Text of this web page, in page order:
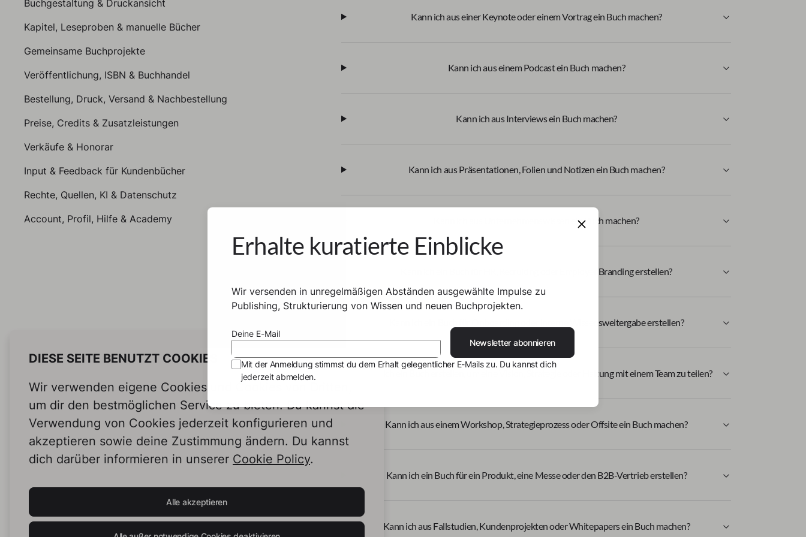
Buchgestaltung & Druckansicht
Kapitel, Leseproben & manuelle Bücher
Gemeinsame Buchprojekte
Veröffentlichung, ISBN & Buchhandel
Bestellung, Druck, Versand & Nachbestellung
Preise, Credits & Zusatzleistungen
Verkäufe & Honorar
Input & Feedback für Kundenbücher
Rechte, Quellen, KI & Datenschutz
Account, Profil, Hilfe & Academy
Kann ich aus einer Keynote oder einem Vortrag ein Buch machen?
Kann ich aus einem Podcast ein Buch machen?
Kann ich aus Interviews ein Buch machen?
Kann ich aus Präsentationen, Folien und Notizen ein Buch machen?
Kann ich aus Unternehmenswissen ein Buch machen?
Kann ich ein Buch für HR, Recruiting oder Employer Branding erstellen?
Kann ich ein Buch für Onboarding oder interne Wissensweitergabe erstellen?
Kann ich ein Buch erstellen, um eine Vision, Strategie oder Haltung mit einem Team zu teilen?
Kann ich aus einem Workshop, Strategieprozess oder Offsite ein Buch machen?
Kann ich ein Buch für ein Produkt, eine Messe oder den B2B-Vertrieb erstellen?
Kann ich aus Fallstudien, Kundenprojekten oder Whitepapers ein Buch machen?
DIESE SEITE BENUTZT COOKIES
Wir verwenden eigene Cookies und Cookies von Dritten,
um dir den bestmöglichen Service zu bieten. Du kannst die
Verwendung von Cookies jederzeit konfigurieren und
akzeptieren sowie deine Zustimmung ändern. Du kannst
dich darüber informieren in unserer Cookie Policy.
Alle akzeptieren
Erhalte kuratierte Einblicke
Wir versenden in unregelmäßigen Abständen ausgewählte Impulse zu
Publishing, Strukturierung von Wissen und neuen Buchprojekten.
Deine E-Mail
Newsletter abonnieren
Mit der Anmeldung stimmst du dem Erhalt gelegentlicher E-Mails zu. Du kannst dich
jederzeit abmelden.